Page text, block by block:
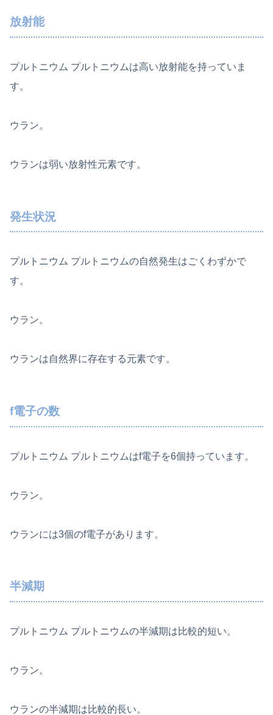
放射能
プルトニウム プルトニウムは高い放射能を持っていま
す。
ウラン。
ウランは弱い放射性元素です。
発生状況
プルトニウム プルトニウムの自然発生はごくわずかで
す。
ウラン。
ウランは自然界に存在する元素です。
f電子の数
プルトニウム プルトニウムはf電子を6個持っています。
ウラン。
ウランには3個のf電子があります。
半減期
プルトニウム プルトニウムの半減期は比較的短い。
ウラン。
ウランの半減期は比較的長い。